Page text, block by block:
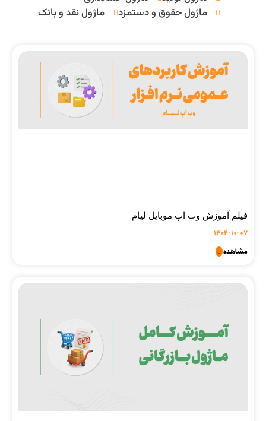
ماژول حقوق و دستمزد
ماژول نقد و بانک
فیلم آموزش وب اپ موبایل لیام
1404-10-07
مشاهده